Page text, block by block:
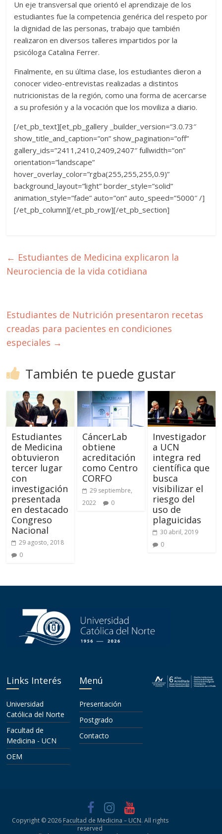
Un eje transversal que orientó el aprendizaje de los
estudiantes fue la competencia genérica del respeto por
la dignidad de las personas, trabajo que también
realizaron en diversos talleres impartidos por la
psicóloga Catalina Ferrer.
Finalmente, en su última clase, los estudiantes dieron a
conocer video-entrevistas realizadas a distintos
nutricionistas de la región, como una forma de acercarse
a su profesión y a la vocación que los moviliza a diario.
[/et_pb_text][et_pb_gallery _builder_version=”3.0.73″
show_title_and_caption=”on” show_pagination=”off”
gallery_ids=”2411,2410,2409,2407″ fullwidth=”on”
orientation=”landscape”
hover_overlay_color=”rgba(255,255,255,0.9)”
background_layout=”light” border_style=”solid”
animation_style=”fade” auto=”on” auto_speed=”5000″ /]
[/et_pb_column][/et_pb_row][/et_pb_section]
← Estudiantes de Medicina explicaron la
Neurociencia de la vida cotidiana
Estudiantes de Nutrición presentaron recetas
creadas para pacientes en condiciones
especiales →
También te puede gustar
Estudiantes
de Medicina
obtuvieron
tercer lugar
con
investigación
presentada
en destacado
Congreso
Nacional
29 agosto, 2018
0
CáncerLab
obtiene
acreditación
como Centro
CORFO
29 septiembre,
2022
0
Investigador
a UCN
integra red
científica que
busca
visibilizar el
riesgo del
uso de
plaguicidas
30 abril, 2019
0
Links Interés
Universidad
Católica del Norte
Facultad de
Medicina - UCN
OEM
Menú
Presentación
Postgrado
Contacto
Copyright © 2026 Facultad de Medicina – UCN. All rights
reserved